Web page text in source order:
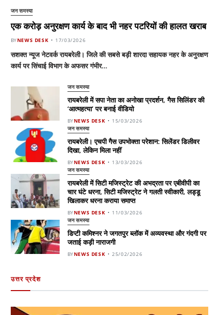
जन समस्या
एक करोड़ अनुरक्षण कार्य के बाद भी नहर पटरियों की हालत खराब
BYNEWS DESK 17/03/2026
सशक्त न्यूज नेटवर्क रायबरेली। जिले की सबसे बड़ी शारदा सहायक नहर के अनुरक्षण
कार्य पर सिंचाई विभाग के अफसर गंभीर…
जन समस्या
रायबरेली में सपा नेता का अनोखा प्रदर्शन, गैस सिलिंडर की
‘आत्महत्या’ पर बनाई वीडियो
BYNEWS DESK 15/03/2026
जन समस्या
रायबरेली। एचपी गैस उपभोक्ता परेशान: सिलेंडर डिलीवर
दिखा, लेकिन मिला नहीं
BYNEWS DESK 13/03/2026
जन समस्या
रायबरेली में सिटी मजिस्ट्रेट की अभद्रता पर एबीवीपी का
चार घंटे धरना, सिटी मजिस्ट्रेट ने गलती स्वीकारी, लड्डू
खिलाकर धरना कराया समाप्त
BYNEWS DESK 11/03/2026
जन समस्या
डिप्टी कमिश्नर ने जगतपुर ब्लॉक में अव्यवस्था और गंदगी पर
जताई कड़ी नाराजगी
BYNEWS DESK 25/02/2026
उत्तर प्रदेश